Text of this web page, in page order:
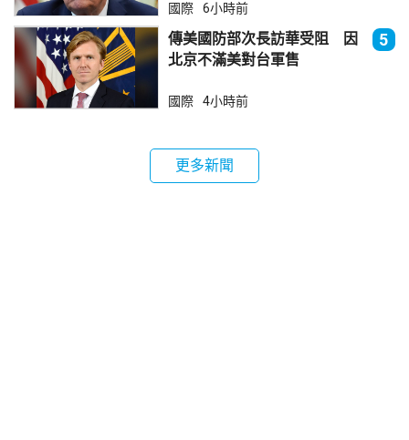
國際 6小時前
傳美國防部次長訪華受阻 因
北京不滿美對台軍售
5
國際 4小時前
更多新聞